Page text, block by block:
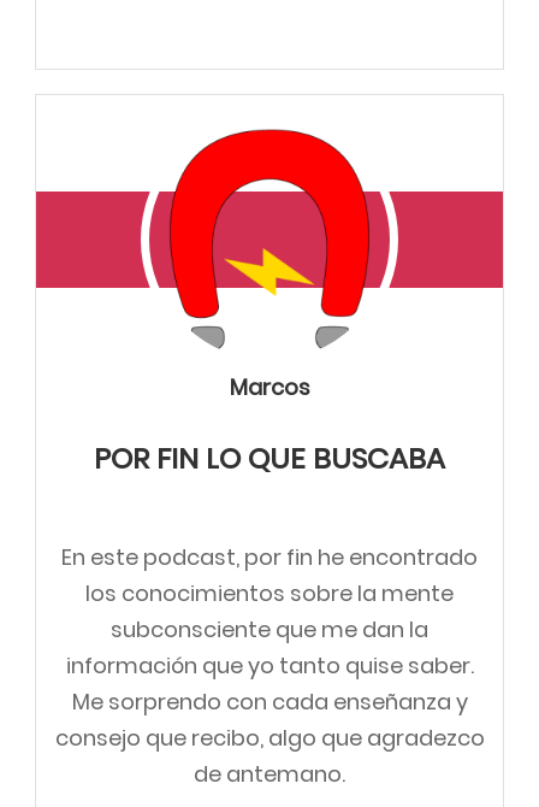
Marcos
POR FIN LO QUE BUSCABA
En este podcast, por fin he encontrado
los conocimientos sobre la mente
subconsciente que me dan la
información que yo tanto quise saber.
Me sorprendo con cada enseñanza y
consejo que recibo, algo que agradezco
de antemano.